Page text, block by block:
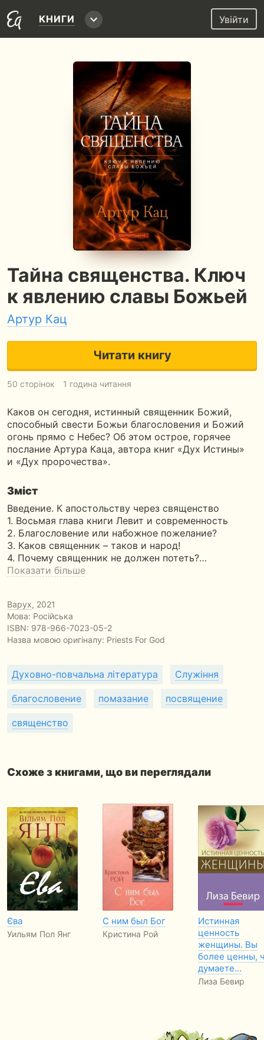
КНИГИ Увійти
Тайна священства. Ключ
к явлению славы Божьей
Артур Кац
Читати книгу
50 сторінок 1 година читання
Каков он сегодня, истинный священник Божий,
способный свести Божьи благословения и Божий
огонь прямо с Небес? Об этом острое, горячее
послание Артура Каца, автора книг «Дух Истины»
и «Дух пророчества».
Зміст
Введение. К апостольству через священство
1. Восьмая глава книги Левит и современность
2. Благословение или набожное пожелание?
3. Каков священник – таков и народ!
4. Почему священник не должен потеть?…
Показати більше
Варух, 2021
Мова: Російська
ISBN: 978-966-7023-05-2
Назва мовою оригіналу: Priests For God
Духовно-повчальна література Служіння
благословение помазание посвящение
священство
Схоже з книгами, що ви переглядали
Єва
Уильям Пол Янг
С ним был Бог
Кристина Рой
Истинная
ценность
женщины. Вы
более ценны,
думаете…
Лиза Бевир